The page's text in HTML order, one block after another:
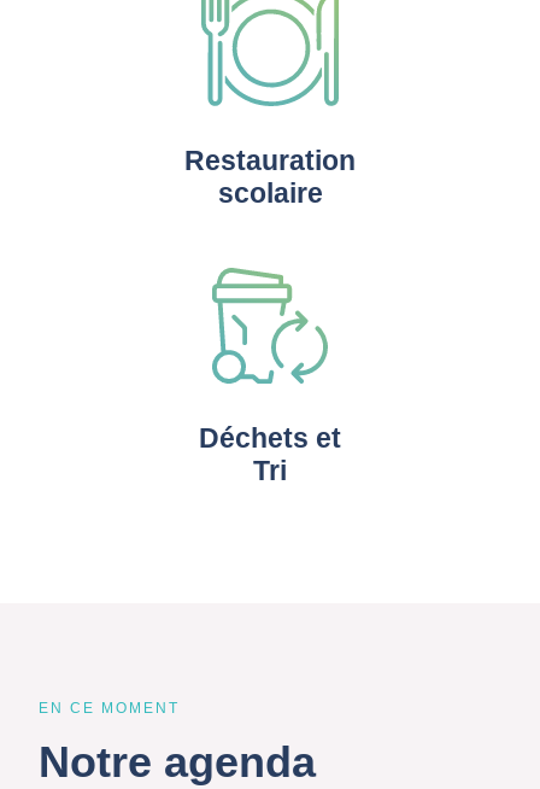
Restauration
scolaire
Déchets et
Tri
EN CE MOMENT
Notre agenda